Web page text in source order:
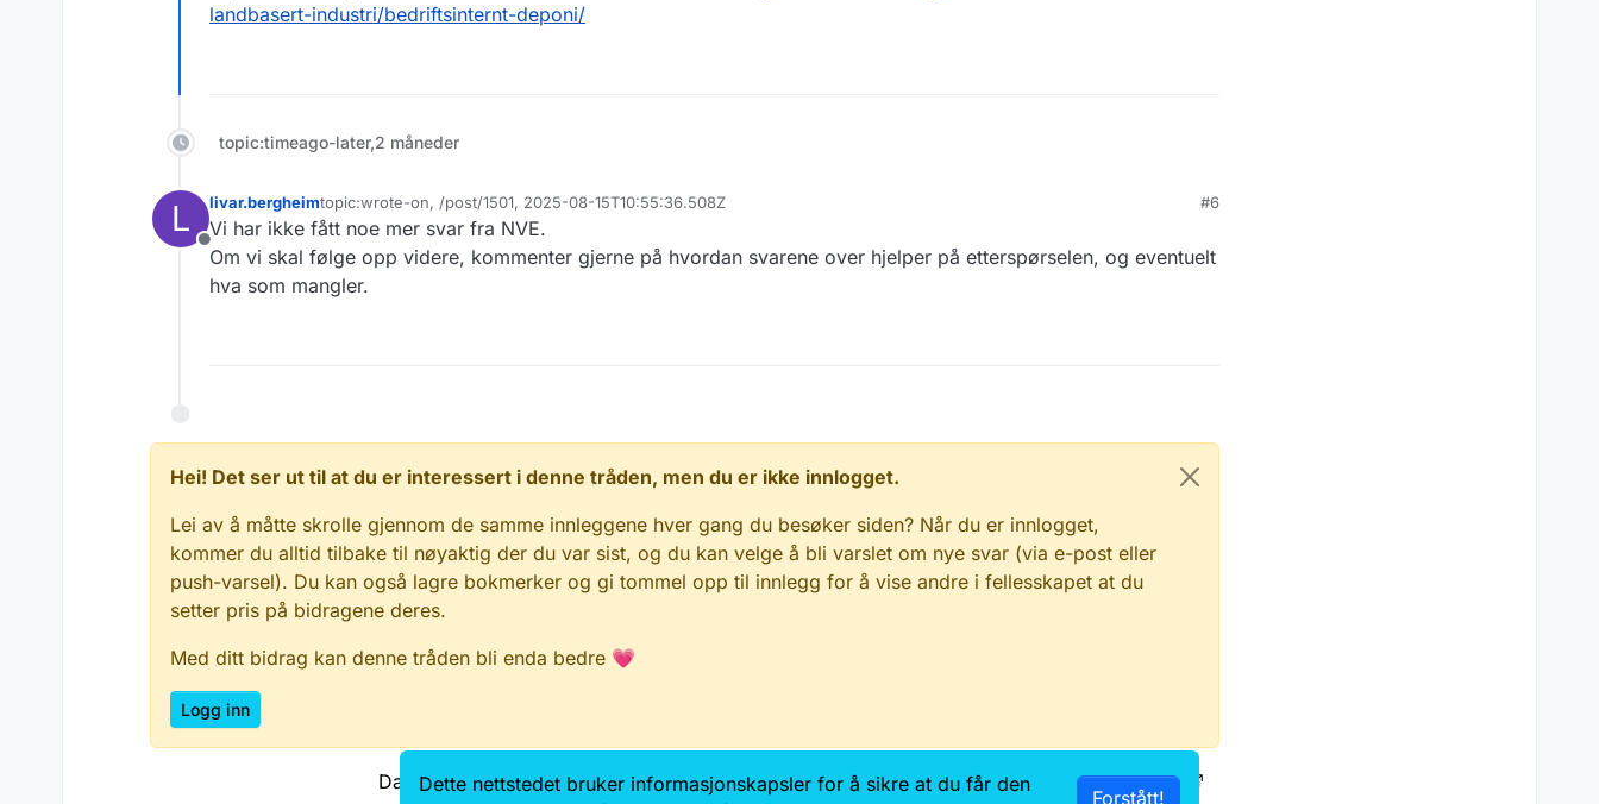
landbasert-industri/bedriftsinternt-deponi/
topic:timeago-later,2 måneder
L
Frakoblet
livar.bergheimtopic:wrote-on, /post/1501, 2025-08-15T10:55:36.508Z
Sist endret av
#6
Vi har ikke fått noe mer svar fra NVE.
Om vi skal følge opp videre, kommenter gjerne på hvordan svarene over hjelper på etterspørselen, og eventuelt
hva som mangler.
Hei! Det ser ut til at du er interessert i denne tråden, men du er ikke innlogget.
Lei av å måtte skrolle gjennom de samme innleggene hver gang du besøker siden? Når du er innlogget,
kommer du alltid tilbake til nøyaktig der du var sist, og du kan velge å bli varslet om nye svar (via e-post eller
push-varsel). Du kan også lagre bokmerker og gi tommel opp til innlegg for å vise andre i fellesskapet at du
setter pris på bidragene deres.
Med ditt bidrag kan denne tråden bli enda bedre 💗
Logg inn
Data.norge.no Kontakt oss Samtykke og brukervilkår
Tilgjengelighetserklæring
Dette nettstedet bruker informasjonskapsler for å sikre at du får den
Forstått!